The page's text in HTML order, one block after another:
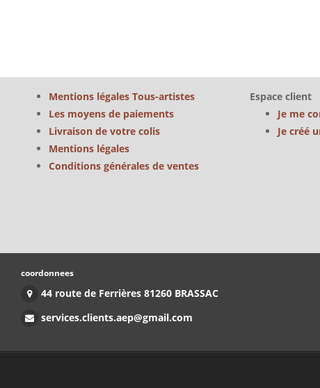
Mentions légales Tous-artistes
Les moyens de paiements
Livraison de votre colis
Mentions légales
Conditions générales de ventes
Espace client
Je me
Je créé
coordonnees
44 route de Ferrières 81260 BRASSAC
services.clients.aep@gmail.com